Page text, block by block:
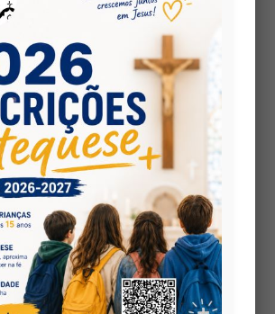
PDF files must be
the same domain as this
on: wp-contentbut this site
www.paroquiaajudalisboa.com
PDF files must be
the same domain as this